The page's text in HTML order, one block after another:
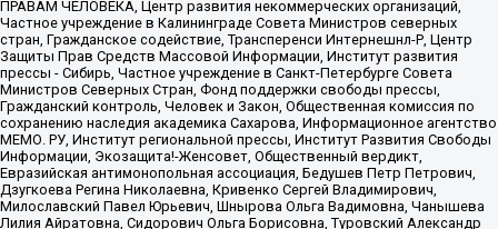
ПРАВАМ ЧЕЛОВЕКА, Центр развития некоммерческих организаций,
Частное учреждение в Калининграде Совета Министров северных
стран, Гражданское содействие, Трансперенси Интернешнл-Р, Центр
Защиты Прав Средств Массовой Информации, Институт развития
прессы - Сибирь, Частное учреждение в Санкт-Петербурге Совета
Министров Северных Стран, Фонд поддержки свободы прессы,
Гражданский контроль, Человек и Закон, Общественная комиссия по
сохранению наследия академика Сахарова, Информационное агентство
МЕМО. РУ, Институт региональной прессы, Институт Развития Свободы
Информации, Экозащита!-Женсовет, Общественный вердикт,
Евразийская антимонопольная ассоциация, Бедушев Петр Петрович,
Дзугкоева Регина Николаевна, Кривенко Сергей Владимирович,
Милославский Павел Юрьевич, Шнырова Ольга Вадимовна, Чанышева
Лилия Айратовна, Сидорович Ольга Борисовна, Туровский Александр